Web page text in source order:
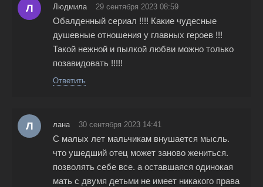
Л Людмила 29 сентября 2023 08:59
Обалденный сериал !!!! Какие чудесные
душевные отношения у главных героев !!!
Такой нежной и пылкой любви можно только
позавидовать !!!!!
Ответить
Л лана 30 сентября 2023 14:41
С малых лет мальчикам внушается мысль.
что ушедший отец может заново жениться.
позволять себе все. а оставшаяся одинокая
мать с двумя детьми не имеет никакого права